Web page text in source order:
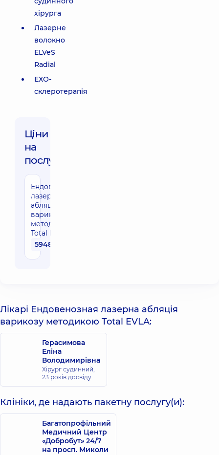
хірурга
Лазерне
волокно
ELVeS
Radial
ЕХО-
склеротерапія
Ціни
на
послуги:
Ендовенозна
лазерна
абляція
варикозу
методикою
Total EVLA
59480 грн
Лікарі Ендовенозная лазерна абляція
варикозу методикою Total EVLA:
Герасимова
Еліна
Володимирівна
Хірург судинний,
23 років досвіду
Клініки, де надають пакетну послугу(и):
Багатопрофільний
Медичний Центр
«Добробут» 24/7
на просп. Миколи